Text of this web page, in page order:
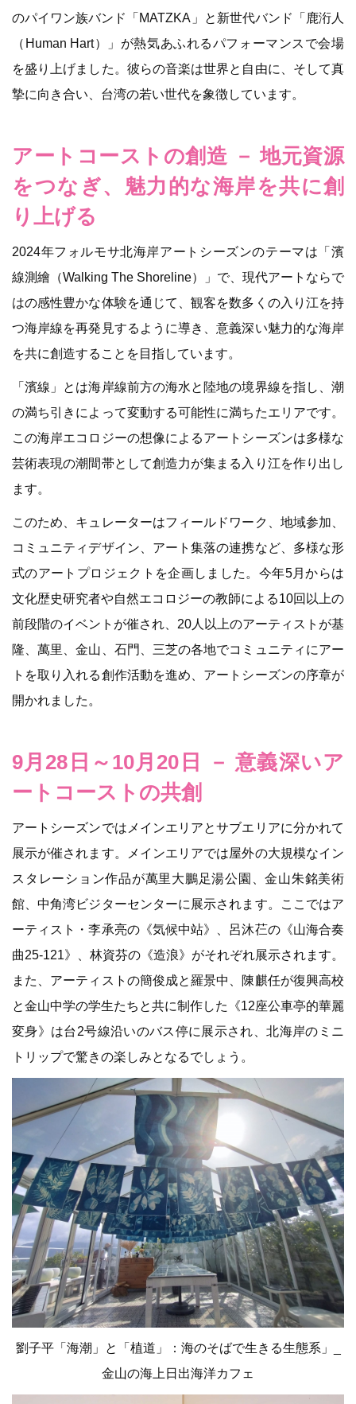
のパイワン族バンド「MATZKA」と新世代バンド「鹿洐人
（Human Hart）」が熱気あふれるパフォーマンスで会場
を盛り上げました。彼らの音楽は世界と自由に、そして真
摯に向き合い、台湾の若い世代を象徴しています。
アートコーストの創造 － 地元資源
をつなぎ、魅力的な海岸を共に創
り上げる
2024年フォルモサ北海岸アートシーズンのテーマは「濱
線測繪（Walking The Shoreline）」で、現代アートならで
はの感性豊かな体験を通じて、観客を数多くの入り江を持
つ海岸線を再発見するように導き、意義深い魅力的な海岸
を共に創造することを目指しています。
「濱線」とは海岸線前方の海水と陸地の境界線を指し、潮
の満ち引きによって変動する可能性に満ちたエリアです。
この海岸エコロジーの想像によるアートシーズンは多様な
芸術表現の潮間帯として創造力が集まる入り江を作り出し
ます。
このため、キュレーターはフィールドワーク、地域参加、
コミュニティデザイン、アート集落の連携など、多様な形
式のアートプロジェクトを企画しました。今年5月からは
文化歴史研究者や自然エコロジーの教師による10回以上の
前段階のイベントが催され、20人以上のアーティストが基
隆、萬里、金山、石門、三芝の各地でコミュニティにアー
トを取り入れる創作活動を進め、アートシーズンの序章が
開かれました。
9月28日～10月20日 － 意義深いア
ートコーストの共創
アートシーズンではメインエリアとサブエリアに分かれて
展示が催されます。メインエリアでは屋外の大規模なイン
スタレーション作品が萬里大鵬足湯公園、金山朱銘美術
館、中角湾ビジターセンターに展示されます。ここではア
ーティスト・李承亮の《気候中站》、呂沐芢の《山海合奏
曲25-121》、林資芬の《造浪》がそれぞれ展示されます。
また、アーティストの簡俊成と羅景中、陳麒任が復興高校
と金山中学の学生たちと共に制作した《12座公車亭的華麗
変身》は台2号線沿いのバス停に展示され、北海岸のミニ
トリップで驚きの楽しみとなるでしょう。
劉子平「海潮」と「植道」：海のそばで生きる生態系」_
金山の海上日出海洋カフェ